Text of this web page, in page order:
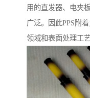
用的直发器、电夹
广泛。因此PPS附
领域和表面处理工